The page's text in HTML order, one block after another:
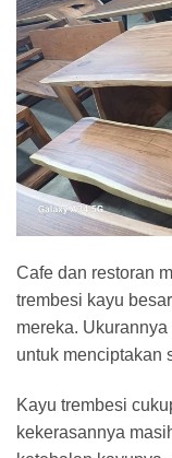
Cafe dan restoran
trembesi kayu
mereka.
untuk menciptakan
Kayu trembesi
kekerasannya